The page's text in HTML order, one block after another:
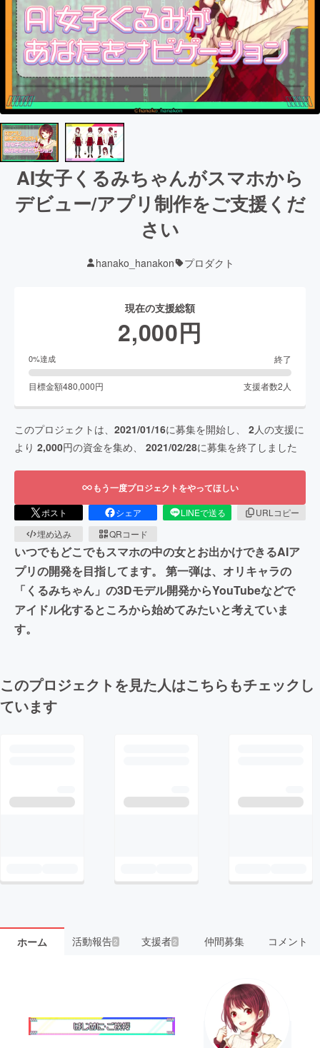
AI女子くるみちゃんがスマホから
デビュー/アプリ制作をご支援くだ
さい
hanako_hanakon プロダクト
現在の支援総額
2,000円
0%達成 終了
目標金額480,000円 支援者数2 人
このプロジェクトは、 2021/01/16に募集を開始し、 2人の支援に
より 2,000円の資金を集め、 2021/02/28に募集を終了しました
もう一度プロジェクトをやってほしい
ポスト シェア LINEで送る
URLコピー
埋め込み
QRコード
いつでもどこでもスマホの中の女とお出かけできるAIア
プリの開発を目指してます。 第一弾は、オリキャラの
「くるみちゃん」の3Dモデル開発からYouTubeなどで
アイドル化するところから始めてみたいと考えていま
す。
このプロジェクトを見た人はこちらもチェックし
ています
ホーム 活動報告2 支援者 2 仲間募集 コメント